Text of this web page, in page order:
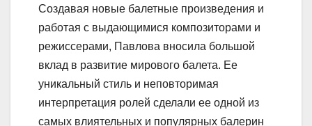
Создавая новые балетные произведения и
работая с выдающимися композиторами и
режиссерами, Павлова вносила большой
вклад в развитие мирового балета. Ее
уникальный стиль и неповторимая
интерпретация ролей сделали ее одной из
самых влиятельных и популярных балерин